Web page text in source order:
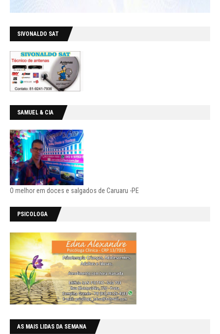
SIVONALDO SAT
SAMUEL & CIA
O melhor em doces e salgados de Caruaru -PE
PSICOLOGA
AS MAIS LIDAS DA SEMANA